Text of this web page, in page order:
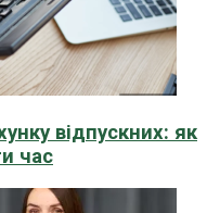
відпускних: як
час